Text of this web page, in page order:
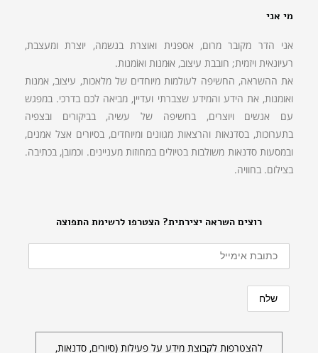
רוצים השראה יצירתית? הצטרפו לרשימת התפוצה
להצטרפות לקבוצת מידע על פעילות (סיורים, סדנאות,
מי אני
אני הדר מקובר מרום, אספנית ואוצרת בנשמה, יוצרת ומעצבת,
רעיונאית ויזמית; חובבת עיצוב, אוּמנות ואוֹמנות.
את ההשראה, החשיפה לעולמות מיוחדים של מלאכות, עיצוב, אמנות
ואומנות, את הידע והמידע שצברתי ועדיין, מביאה לכם בדרכי. במפגש
עם אנשים ויוצרים, בחשיפה של עשיה, בביקורים ובצפיה
בתערוכות, בסדנאות והרצאות מגוונים ומיוחדים, בסיורים אצל אמנים,
ובמסעות סדנאות משולבות בטיולים במחוזות מעניינים. וכמובן, בכתיבה.
בצילום. בחוויה.